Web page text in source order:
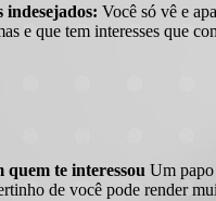
indesejados: Você só vê e
e que tem interesses que
quem te interessou Um
de você pode render